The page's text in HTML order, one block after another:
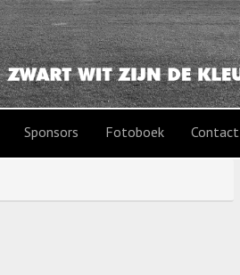
Sponsors Fotoboek Contact